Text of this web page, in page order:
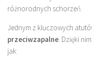
różnorodnych schorzeń.
Jednym z kluczowych
przeciwzapalne. Dzięki
jak: